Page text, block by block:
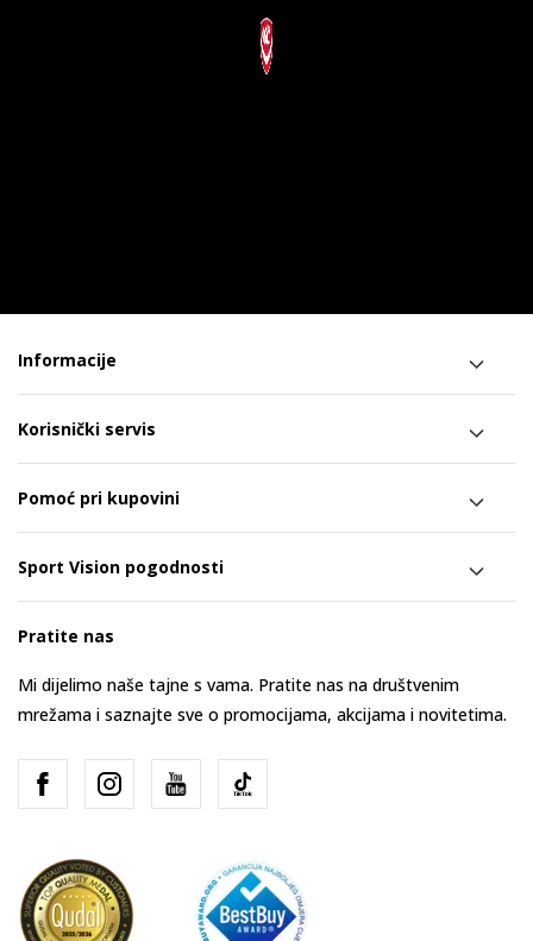
Informacije
Korisnički servis
Pomoć pri kupovini
Sport Vision pogodnosti
Pratite nas
Mi dijelimo naše tajne s vama. Pratite nas na društvenim
mrežama i saznajte sve o promocijama, akcijama i novitetima.